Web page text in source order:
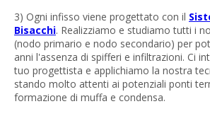
3) Ogni infisso viene progettato con il
Bisacchi. Realizziamo e studiamo tutti i
(nodo primario e nodo secondario) per
anni l'assenza di spifferi e infiltrazioni. Ci
tuo progettista e applichiamo la nostra
stando molto attenti ai potenziali ponti
formazione di muffa e condensa.